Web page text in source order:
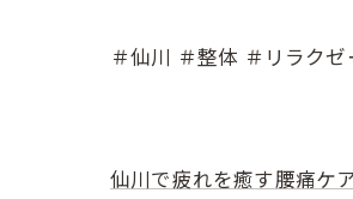
＃仙川 ＃整体 ＃リラク
仙川で疲れを癒す腰痛ケ